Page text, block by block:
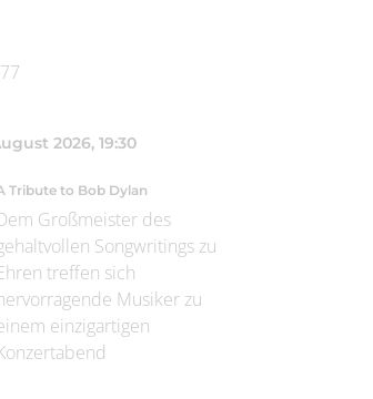
2026, 19:30
Tribute to Bob Dylan
Großmeister des
Songwritings zu
treffen sich
Musiker zu
einzigartigen